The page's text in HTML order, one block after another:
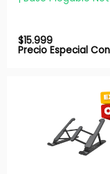
$15.999
Precio Especial